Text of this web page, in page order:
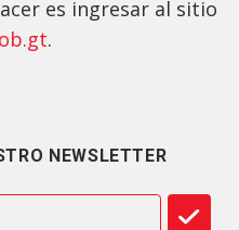
es ingresar al sitio
.
NEWSLETTER